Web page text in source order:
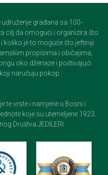
građana sa 100-
cilj da omogući i organizira što
koliko je to moguće što jeftiniji
propisima i običajima,
oko dženaze i poštivajući
naručuju pokop.
te vrste i namjene u Bosni i
koje su utemeljene 1923.
Društva JEDILERI.